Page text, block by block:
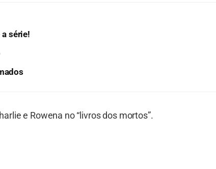
série!
e Rowena no “livros dos mortos”.